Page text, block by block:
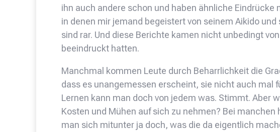
ihn auch andere schon und haben ähnliche Eindrücke
in denen mir jemand begeistert von seinem Aikido
sind rar. Und diese Berichte kamen nicht unbedingt
beeindruckt hatten.
Manchmal kommen Leute durch Beharrlichkeit die
dass es unangemessen erscheint, sie nicht auch mal
Lernen kann man doch von jedem was. Stimmt. Aber
Kosten und Mühen auf sich zu nehmen? Bei
man sich mitunter ja doch, was die da eigentlich